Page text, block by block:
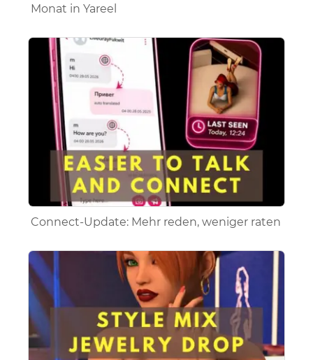
Monat in Yareel
Connect-Update: Mehr reden, weniger raten